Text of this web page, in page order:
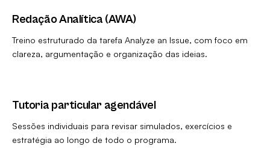
Redação Analítica (AWA)
Treino estruturado da tarefa Analyze an Issue, com foco em
clareza, argumentação e organização das ideias.
Tutoria particular agendável
Sessões individuais para revisar simulados, exercícios e
estratégia ao longo de todo o programa.